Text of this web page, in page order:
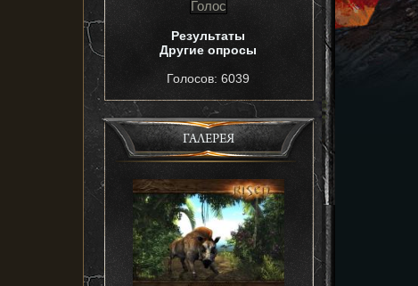
Результаты
Другие опросы
Голосов: 6039
ГАЛЕРЕЯ